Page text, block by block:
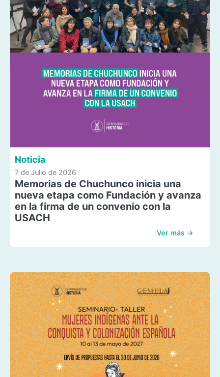
Noticia
7 de Julio de 2026
Memorias de Chuchunco inicia una
nueva etapa como Fundación y avanza
en la firma de un convenio con la
USACH
Ver más →